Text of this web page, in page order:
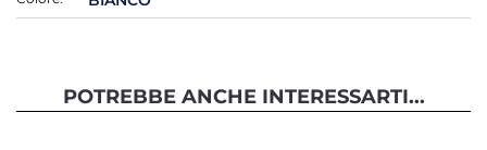
POTREBBE ANCHE INTERESSARTI...